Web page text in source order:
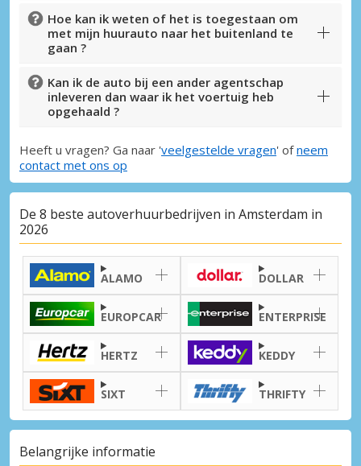
Hoe kan ik weten of het is toegestaan om
met mijn huurauto naar het buitenland te
gaan ?
Kan ik de auto bij een ander agentschap
inleveren dan waar ik het voertuig heb
opgehaald ?
Heeft u vragen? Ga naar 'veelgestelde vragen' ofneem
contact met ons op
De 8 beste autoverhuurbedrijven in Amsterdam in
2026
ALAMO DOLLAR
EUROPCAR ENTERPRISE
HERTZ KEDDY
SIXT THRIFTY
Belangrijke informatie